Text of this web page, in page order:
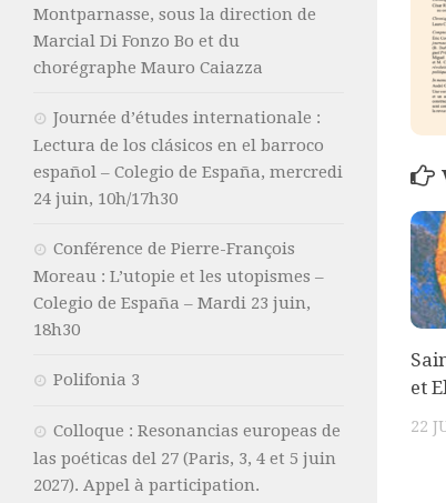
et
22
Montparnasse, sous la direction de
Marcial Di Fonzo Bo et du
chorégraphe Mauro Caiazza
Journée d’études internationale :
Lectura de los clásicos en el barroco
español – Colegio de España, mercredi
24 juin, 10h/17h30
Conférence de Pierre-François
Moreau : L’utopie et les utopismes –
Colegio de España – Mardi 23 juin,
18h30
Polifonia 3
Colloque : Resonancias europeas de
las poéticas del 27 (Paris, 3, 4 et 5 juin
2027). Appel à participation.